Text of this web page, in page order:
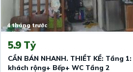
4 tháng trước
5.9 Tỷ
CẦN BÁN NHANH. THIỀT KỀ: Tầng
khách rộng+ Bếp+ WC Tầng 2